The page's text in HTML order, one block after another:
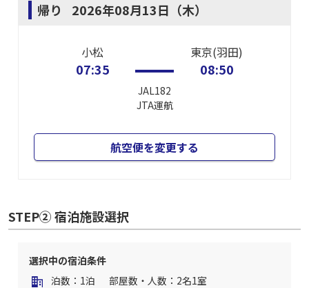
帰り 2026年08月13日（木）
小松
07:35
JAL182
JTA運航
東京(羽田)
08:50
航空便を変更する
STEP② 宿泊施設選択
選択中の宿泊条件
泊数：1泊
部屋数・人数：2名1室